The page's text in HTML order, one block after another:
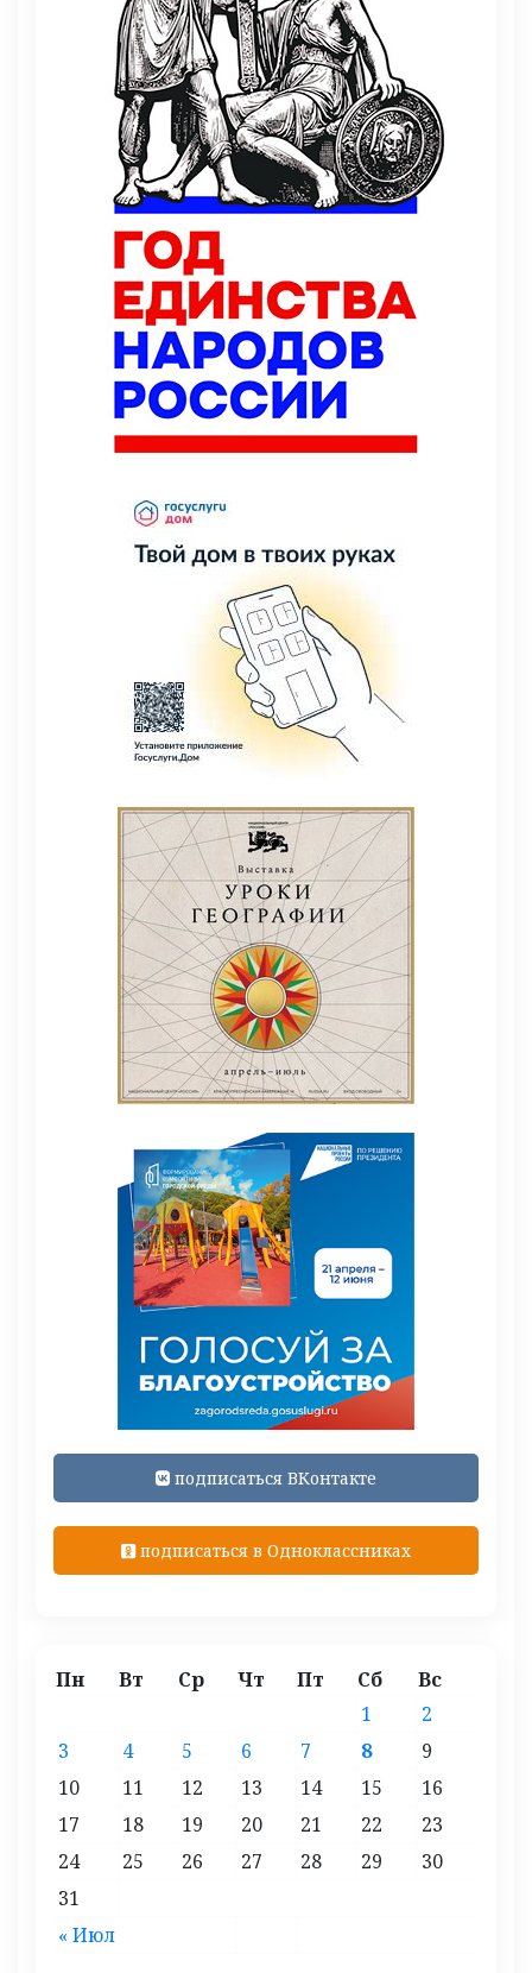
подписаться ВКонтакте
подписаться в Одноклассниках
Пн Вт Ср Чт Пт Сб Вс
« Июл
1
2
3
4 5 6 7 8
9
10
11 12 13 14 15
16
17
18 19 20 21 22
23
24
25 26 27 28 29
30
31